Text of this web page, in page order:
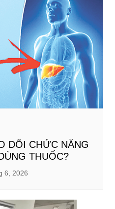
DÕI CHỨC NĂNG
THUỐC?
6, 2026